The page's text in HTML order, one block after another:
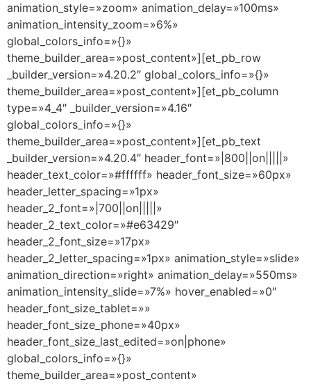
animation_style=»zoom» animation_delay=»100ms»
animation_intensity_zoom=»6%»
global_colors_info=»{}»
theme_builder_area=»post_content»][et_pb_row
_builder_version=»4.20.2″ global_colors_info=»{}»
theme_builder_area=»post_content»][et_pb_column
type=»4_4″ _builder_version=»4.16″
global_colors_info=»{}»
theme_builder_area=»post_content»][et_pb_text
_builder_version=»4.20.4″ header_font=»|800||on|||||»
header_text_color=»#ffffff» header_font_size=»60px»
header_letter_spacing=»1px»
header_2_font=»|700||on|||||»
header_2_text_color=»#e63429″
header_2_font_size=»17px»
header_2_letter_spacing=»1px» animation_style=»slide»
animation_direction=»right» animation_delay=»550ms»
animation_intensity_slide=»7%» hover_enabled=»0″
header_font_size_tablet=»»
header_font_size_phone=»40px»
header_font_size_last_edited=»on|phone»
global_colors_info=»{}»
theme_builder_area=»post_content»